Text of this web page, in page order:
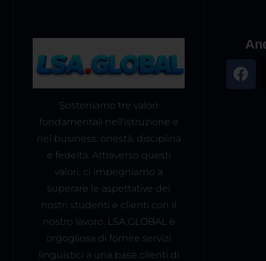
Sosteniamo tre valori
fondamentali nell'istruzione e
nel business: onestà, disciplina
e fedeltà. Attraverso questi
valori, ci impegniamo a
superare le aspettative dei
nostri studenti e clienti con il
nostro lavoro. LSA.GLOBAL è
orgogliosa di fornire servizi
linguistici a una base clienti di